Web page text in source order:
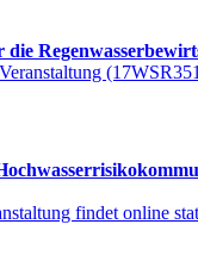
findet online